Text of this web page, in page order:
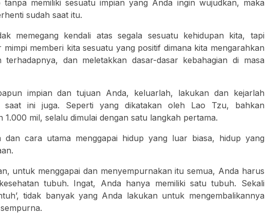
memiliki sesuatu impian yang Anda ingin wujudkan, maka
sudah saat itu.
memegang kendali atas segala sesuatu kehidupan kita, tapi
mimpi memberi kita sesuatu yang positif dimana kita mengarahkan
terhadapnya, dan meletakkan dasar-dasar kebahagian di masa
impian dan tujuan Anda, keluarlah, lakukan dan kejarlah
saat ini juga. Seperti yang dikatakan oleh Lao Tzu, bahkan
1.000 mil, selalu dimulai dengan satu langkah pertama.
dan cara utama menggapai hidup yang luar biasa, hidup yang
untuk menggapai dan menyempurnakan itu semua, Anda harus
tubuh. Ingat, Anda hanya memiliki satu tubuh. Sekali
tidak banyak yang Anda lakukan untuk mengembalikannya